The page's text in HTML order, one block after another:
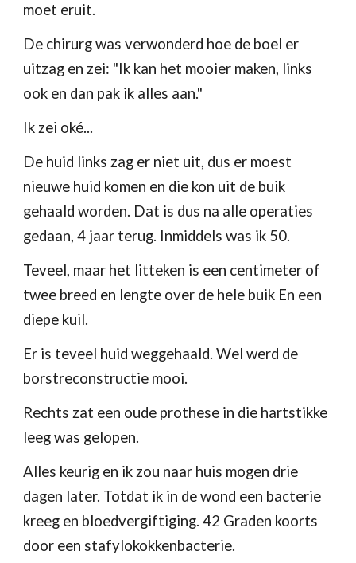
moet eruit.
De chirurg was verwonderd hoe de boel er
uitzag en zei: "Ik kan het mooier maken, links
ook en dan pak ik alles aan."
Ik zei oké...
De huid links zag er niet uit, dus er moest
nieuwe huid komen en die kon uit de buik
gehaald worden. Dat is dus na alle operaties
gedaan, 4 jaar terug. Inmiddels was ik 50.
Teveel, maar het litteken is een centimeter of
twee breed en lengte over de hele buik En een
diepe kuil.
Er is teveel huid weggehaald. Wel werd de
borstreconstructie mooi.
Rechts zat een oude prothese in die hartstikke
leeg was gelopen.
Alles keurig en ik zou naar huis mogen drie
dagen later. Totdat ik in de wond een bacterie
kreeg en bloedvergiftiging. 42 Graden koorts
door een stafylokokkenbacterie.